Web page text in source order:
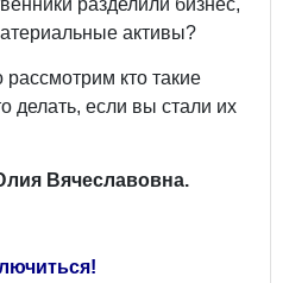
активы?
кто такие
делать, если вы стали их
Вячеславовна.